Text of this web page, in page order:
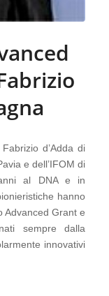
d’Adda di
e dell’IFOM di
al DNA e in
hanno
Advanced Grant e
sempre dalla
innovativi